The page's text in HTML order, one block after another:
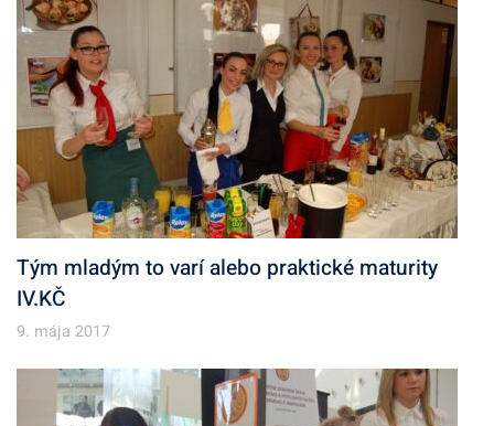
Tým mladým to varí alebo praktické maturity
IV.KČ
9. mája 2017